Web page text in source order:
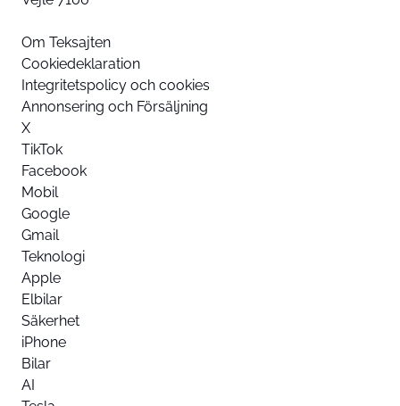
Om Teksajten
Cookiedeklaration
Integritetspolicy och cookies
Annonsering och Försäljning
X
TikTok
Facebook
Mobil
Google
Gmail
Teknologi
Apple
Elbilar
Säkerhet
iPhone
Bilar
AI